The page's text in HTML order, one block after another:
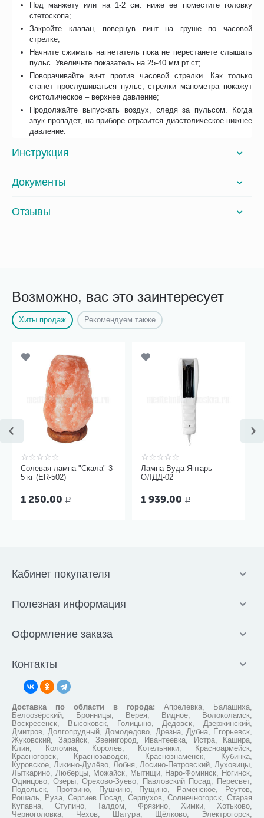
Под манжету или на 1-2 см. ниже ее поместите головку
стетоскопа;
Закройте клапан, повернув винт на груше по часовой
стрелке;
Начните сжимать нагнетатель пока не перестанете слышать
пульс. Увеличьте показатель на 25-40 мм.рт.ст;
Поворачивайте винт против часовой стрелки. Как только
станет прослушиваться пульс, стрелки манометра покажут
систолическое – верхнее давление;
Продолжайте выпускать воздух, следя за пульсом. Когда
звук пропадет, на приборе отразится диастолическое-нижнее
давление.
Инструкция
Документы
Отзывы
Возможно, вас это заинтересует
Хиты продаж Рекомендуем также
Солевая лампа "Скала" 3-
5 кг (ER-502)
1 250.00 Р
Лампа Вуда Янтарь
ОЛДД-02
1 939.00 Р
Кабинет покупателя
Полезная информация
Оформление заказа
Контакты
Доставка по области в города: Апрелевка, Балашиха,
Белоозёрский, Бронницы, Верея, Видное, Волоколамск,
Воскресенск, Высоковск, Голицыно, Дедовск, Дзержинский,
Дмитров, Долгопрудный, Домодедово, Дрезна, Дубна, Егорьевск,
Жуковский, Зарайск, Звенигород, Ивантеевка, Истра, Кашира,
Клин, Коломна, Королёв, Котельники, Красноармейск,
Красногорск, Краснозаводск, Краснознаменск, Кубинка,
Куровское, Ликино-Дулёво, Лобня, Лосино-Петровский, Луховицы,
Лыткарино, Люберцы, Можайск, Мытищи, Наро-Фоминск, Ногинск,
Одинцово, Озёры, Орехово-Зуево, Павловский Посад, Пересвет,
Подольск, Протвино, Пушкино, Пущино, Раменское, Реутов,
Рошаль, Руза, Сергиев Посад, Серпухов, Солнечногорск, Старая
Купавна, Ступино, Талдом, Фрязино, Химки, Хотьково,
Черноголовка, Чехов, Шатура, Щёлково, Электрогорск,